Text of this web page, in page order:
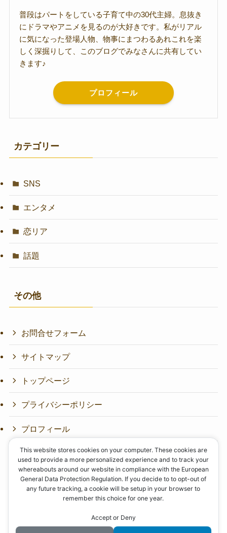
普段はパートをしている子育て中の30代主婦。息抜き
にドラマやアニメを見るのが大好きです。私がリアル
に気になった登場人物、物事にまつわるあれこれを楽
しく深掘りして、このブログでみなさんに共有してい
きます♪
プロフィール
カテゴリー
SNS
エンタメ
恋リア
話題
その他
お問合せフォーム
サイトマップ
トップページ
プライバシーポリシー
プロフィール
お問合せフォーム
This website stores cookies on your computer. These cookies are
used to provide a more personalized experience and to track your
whereabouts around our website in compliance with the European
General Data Protection Regulation. If you decide to to opt-out of
any future tracking, a cookie will be setup in your browser to
remember this choice for one year.
Accept or Deny